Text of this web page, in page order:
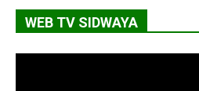
WEB TV SIDWAYA